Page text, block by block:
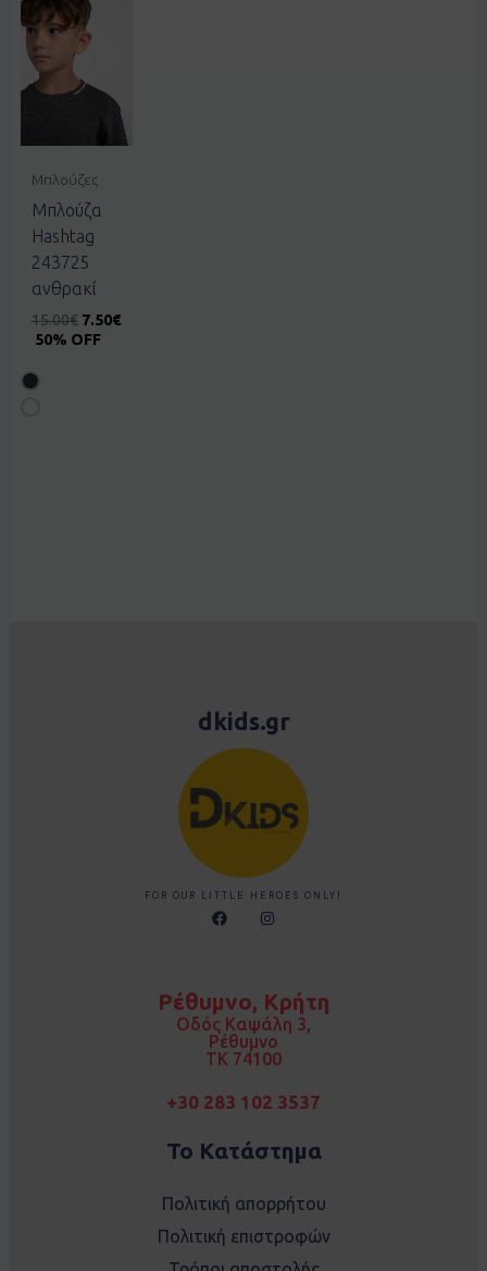
Μπλούζες
Μπλούζα
Hashtag
243725
ανθρακί
15.00€ 7.50€
50% OFF
dkids.gr
FOR OUR LITTLE HEROES ONLY!
F
a
o
I
n
r
a
m
Ρέθυμνο, Κρήτη
Οδός Καψάλη 3,
Ρέθυμνο
TK 74100
+30 283 102 3537
Το Κατάστημα
Πολιτική απορρήτου
Πολιτική επιστροφών